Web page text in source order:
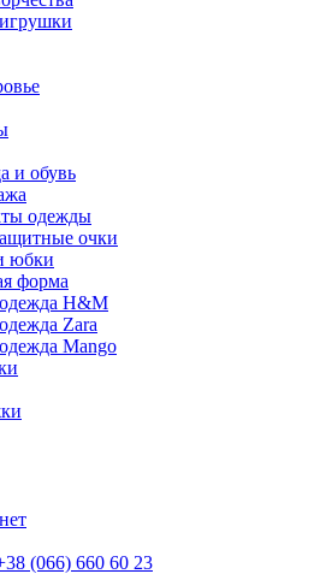
и обувь
одежды
очки
юбки
форма
H&M
Zara
Mango
(066) 660 60 23